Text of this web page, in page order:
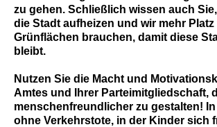
zu gehen. Schließlich wissen auch
die Stadt aufheizen und wir mehr
Grünflächen brauchen, damit diese
bleibt.
Nutzen Sie die Macht und
Amtes und Ihrer Parteimitgliedschaft,
menschenfreundlicher zu gestalten!
ohne Verkehrstote, in der Kinder sich